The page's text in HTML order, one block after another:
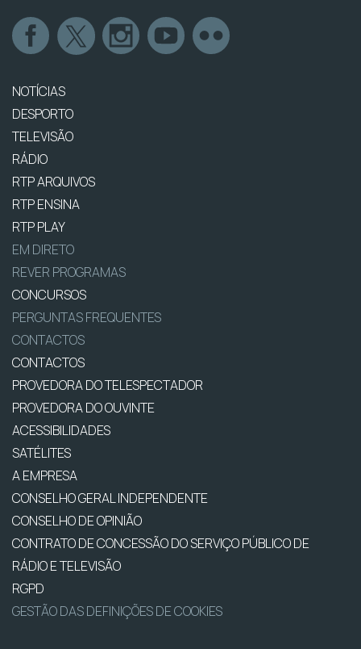
NOTÍCIAS
DESPORTO
TELEVISÃO
RÁDIO
RTP ARQUIVOS
RTP ENSINA
RTP PLAY
EM DIRETO
REVER PROGRAMAS
CONCURSOS
PERGUNTAS FREQUENTES
CONTACTOS
CONTACTOS
PROVEDORA DO TELESPECTADOR
PROVEDORA DO OUVINTE
ACESSIBILIDADES
SATÉLITES
A EMPRESA
CONSELHO GERAL INDEPENDENTE
CONSELHO DE OPINIÃO
CONTRATO DE CONCESSÃO DO SERVIÇO PÚBLICO DE
RÁDIO E TELEVISÃO
RGPD
GESTÃO DAS DEFINIÇÕES DE COOKIES